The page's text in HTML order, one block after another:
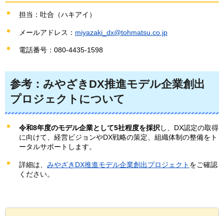
担当：吐合（ハキアイ）
メールアドレス： miyazaki_dx@tohmatsu.co.jp
電話番号：080-4435-1598
参考：みやざきDX推進モデル企業創出
プロジェクトについて
令和8年度のモデル企業として5社程度を採択 し、DX認定の取得
に向けて、経営ビジョンやDX戦略の策定、組織体制の整備をト
ータルサポートします。
詳細は、 みやざきDX推進モデル企業創出プロジェクト をご確認
ください。